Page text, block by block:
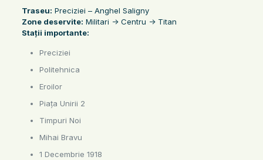
Traseu: Preciziei – Anghel Saligny
Zone deservite: Militari -> Centru -> Titan
Stații importante:
Preciziei
Politehnica
Eroilor
Piața Unirii 2
Timpuri Noi
Mihai Bravu
1 Decembrie 1918